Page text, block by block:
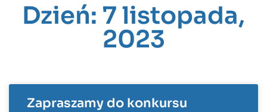
Dzień: 7 listopada,
2023
Zapraszamy do konkursu